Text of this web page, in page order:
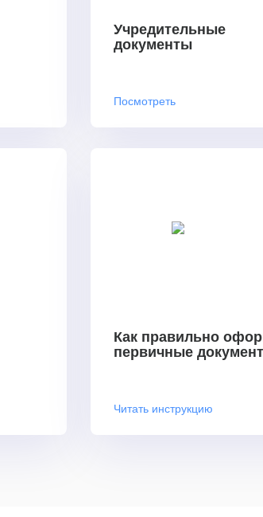
Учредительные
документы
Посмотреть
Как правильно
первичные
Читать инструкцию